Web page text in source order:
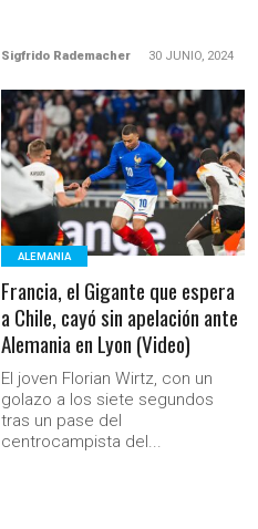
Sigfrido Rademacher 30 JUNIO, 2024
LEER MÁS
ALEMANIA
Francia, el Gigante que espera
a Chile, cayó sin apelación ante
Alemania en Lyon (Video)
El joven Florian Wirtz, con un
golazo a los siete segundos
tras un pase del
centrocampista del...